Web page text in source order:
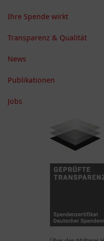
Ihre Spende wirkt
Transparenz & Qualität
News
Publikationen
Jobs